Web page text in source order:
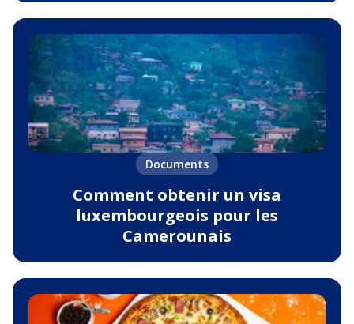
Documents
Comment obtenir un visa
luxembourgeois pour les
Camerounais